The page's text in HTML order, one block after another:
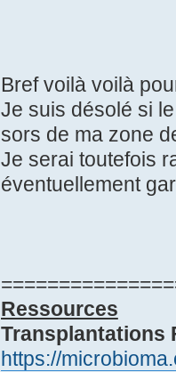
Bref voilà voilà
Je suis désolé si
sors de ma zone
Je serai toutefois
éventuellement
Ressources
Transplantations
https://